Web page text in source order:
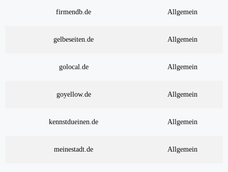
firmendb.de Allgemein
gelbeseiten.de Allgemein
golocal.de Allgemein
goyellow.de Allgemein
kennstdueinen.de Allgemein
meinestadt.de Allgemein